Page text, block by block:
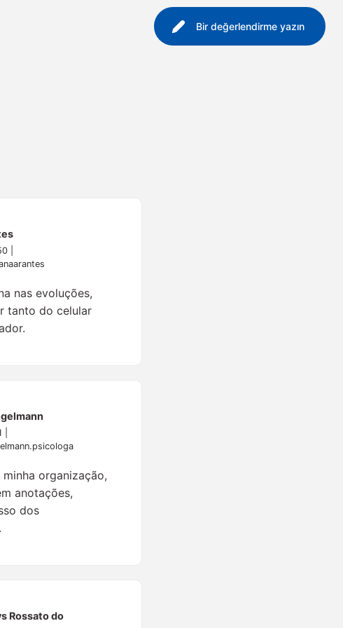
Bir değerlendirme yazın
|
nas evoluções,
tanto do celular
organização,
anotações,
dos
Rossato do